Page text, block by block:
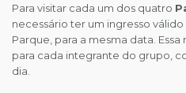
Para visitar cada um dos quatro
necessário ter um ingresso
Parque, para a mesma data.
para cada integrante do grupo,
dia.